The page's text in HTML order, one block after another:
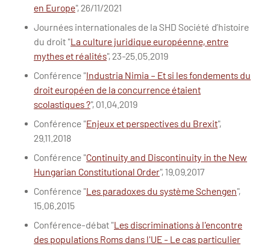
en Europe", 26/11/2021
Journées internationales de la SHD Société d’histoire
du droit "La culture juridique européenne, entre
mythes et réalités", 23-25.05.2019
Conférence "Industria Nimia – Et si les fondements du
droit européen de la concurrence étaient
scolastiques ?", 01.04.2019
Conférence "Enjeux et perspectives du Brexit",
29.11.2018
Conférence "Continuity and Discontinuity in the New
Hungarian Constitutional Order", 19.09.2017
Conférence "Les paradoxes du système Schengen",
15.06.2015
Conférence-débat "Les discriminations à l'encontre
des populations Roms dans l'UE - Le cas particulier